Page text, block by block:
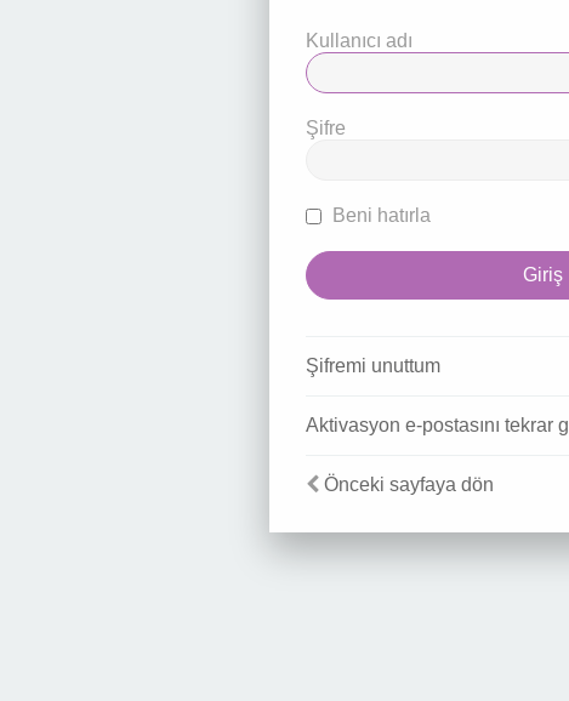
Kullanıcı adı
Şifre
Beni hatırla
Şifremi unuttum
Aktivasyon e-postasını tekrar
Önceki sayfaya dön